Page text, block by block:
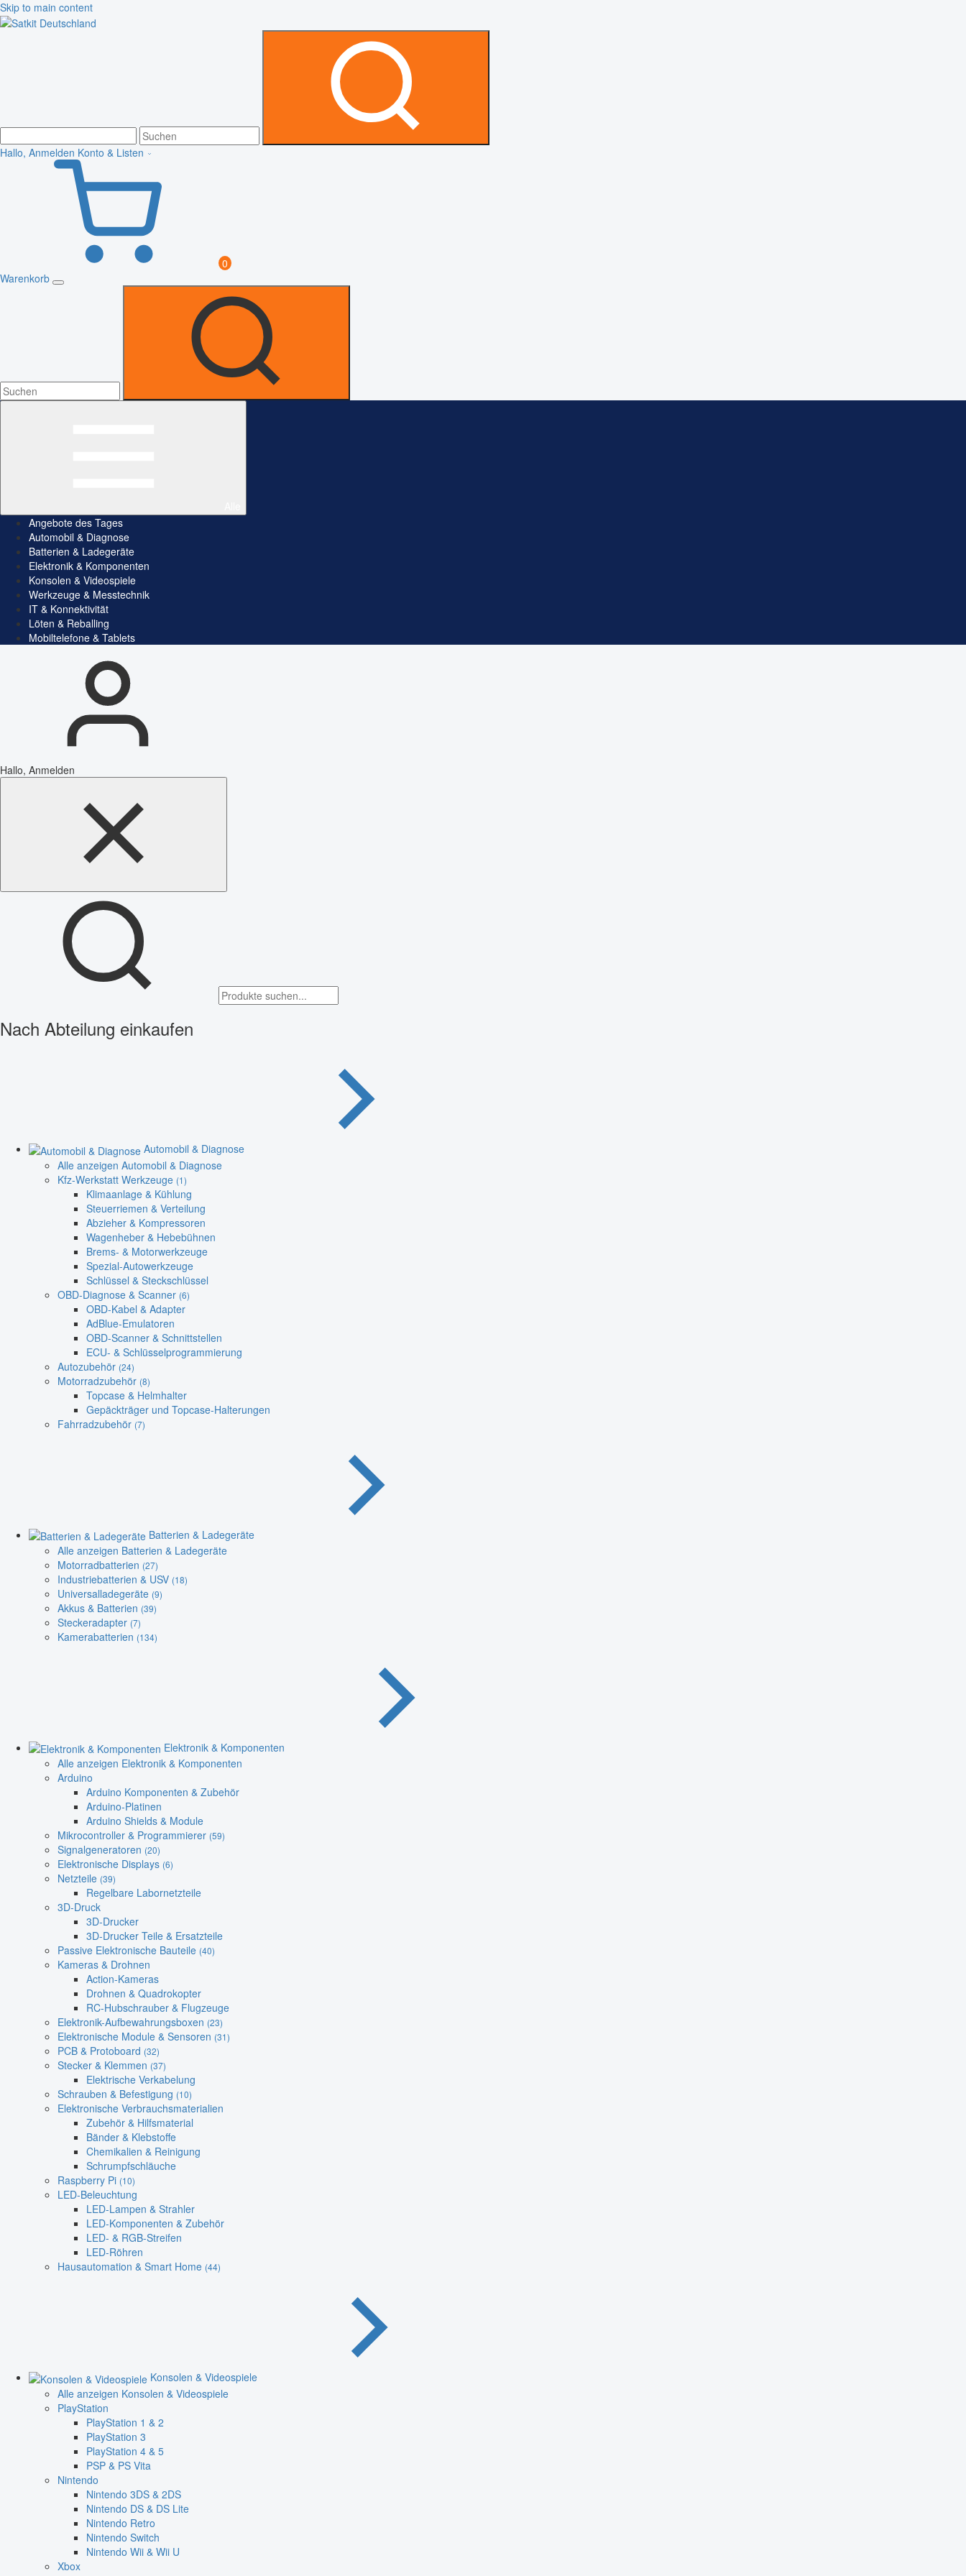
Skip to main content
Hallo, Anmelden Konto & Listen
0
Warenkorb
Angebote des Tages
Automobil & Diagnose
Batterien & Ladegeräte
Elektronik & Komponenten
Konsolen & Videospiele
Werkzeuge & Messtechnik
IT & Konnektivität
Löten & Reballing
Mobiltelefone & Tablets
Hallo, Anmelden
Nach Abteilung einkaufen
Automobil & Diagnose
Alle anzeigen Automobil & Diagnose
Kfz-Werkstatt Werkzeuge (1)
Klimaanlage & Kühlung
Steuerriemen & Verteilung
Abzieher & Kompressoren
Wagenheber & Hebebühnen
Brems- & Motorwerkzeuge
Spezial-Autowerkzeuge
Schlüssel & Steckschlüssel
OBD-Diagnose & Scanner (6)
OBD-Kabel & Adapter
AdBlue-Emulatoren
OBD-Scanner & Schnittstellen
ECU- & Schlüsselprogrammierung
Autozubehör (24)
Motorradzubehör (8)
Topcase & Helmhalter
Gepäckträger und Topcase-Halterungen
Fahrradzubehör (7)
Batterien & Ladegeräte
Alle anzeigen Batterien & Ladegeräte
Motorradbatterien (27)
Industriebatterien & USV (18)
Universalladegeräte (9)
Akkus & Batterien (39)
Steckeradapter (7)
Kamerabatterien (134)
Elektronik & Komponenten
Alle anzeigen Elektronik & Komponenten
Arduino
Arduino Komponenten & Zubehör
Arduino-Platinen
Arduino Shields & Module
Mikrocontroller & Programmierer (59)
Signalgeneratoren (20)
Elektronische Displays (6)
Netzteile (39)
Regelbare Labornetzteile
3D-Druck
3D-Drucker
3D-Drucker Teile & Ersatzteile
Passive Elektronische Bauteile (40)
Kameras & Drohnen
Action-Kameras
Drohnen & Quadrokopter
RC-Hubschrauber & Flugzeuge
Elektronik-Aufbewahrungsboxen (23)
Elektronische Module & Sensoren (31)
PCB & Protoboard (32)
Stecker & Klemmen (37)
Elektrische Verkabelung
Schrauben & Befestigung (10)
Elektronische Verbrauchsmaterialien
Zubehör & Hilfsmaterial
Bänder & Klebstoffe
Chemikalien & Reinigung
Schrumpfschläuche
Raspberry Pi (10)
LED-Beleuchtung
LED-Lampen & Strahler
LED-Komponenten & Zubehör
LED- & RGB-Streifen
LED-Röhren
Hausautomation & Smart Home (44)
Konsolen & Videospiele
Alle anzeigen Konsolen & Videospiele
PlayStation
PlayStation 1 & 2
PlayStation 3
PlayStation 4 & 5
PSP & PS Vita
Nintendo
Nintendo 3DS & 2DS
Nintendo DS & DS Lite
Nintendo Retro
Nintendo Switch
Nintendo Wii & Wii U
Xbox